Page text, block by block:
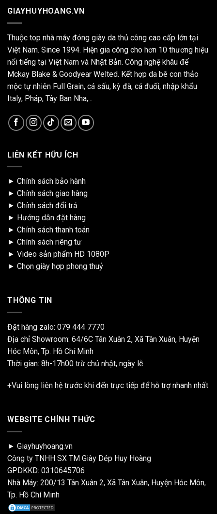
GIAYHUYHOANG.VN
Thuộc top nhà máy đóng giày da thủ công cao cấp lớn tại
Việt Nam. Since 1994. Hiện gia công cho hơn 10 thương hiệu
nổi tiếng tại Việt Nam và Nhật Bản. Công nghệ khâu đế
Mckay Blake & Goodyear Welted. Kết hợp da bê con thảo
mộc tự nhiên Full Grain, cá sấu, kỳ đà, cá đuối, nhập khẩu
Italy, Pháp, Tây Ban Nha,...
LIÊN KẾT HỮU ÍCH
► Chính sách bảo hành
► Chính sách giao hàng
► Chính sách đổi trả
► Hướng dẫn đặt hàng
► Chính sách thanh toán
► Chính sách riêng tư
► Video sản phẩm HD 1080P
► Chọn giày hợp phong thuỷ
THÔNG TIN
Đặt hàng zalo: 079 444 7770
Địa chỉ Showroom: 64/6C Tân Xuân 2, Xã Tân Xuân, Huyện
Hóc Môn, Tp. Hồ Chí Minh
Thời gian: 8h-17h00 trừ chủ nhật, ngày lễ
+Vui lòng liên hệ trước khi đến trực tiếp để hỗ trợ nhanh nhất
WEBSITE CHÍNH THỨC
► Giayhuyhoang.vn
Công ty TNHH SX TM Giày Dép Huy Hoàng
GPDKKD: 0310645706
Nhà Máy: 200/13 Tân Xuân 2, Xã Tân Xuân, Huyện Hóc Môn,
Tp. Hồ Chí Minh